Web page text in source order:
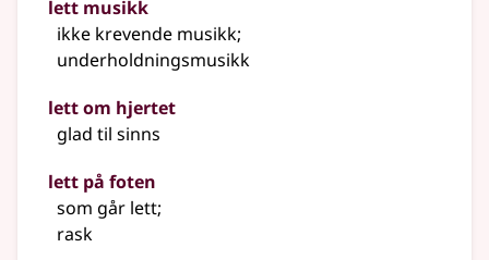
lett musikk
ikke krevende musikk;
underholdningsmusikk
lett om hjertet
glad til sinns
lett på foten
som går lett;
rask